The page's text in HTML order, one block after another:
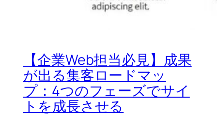
【企業Web担当必見】成果
が出る集客ロードマッ
プ：4つのフェーズでサイ
トを成長させる